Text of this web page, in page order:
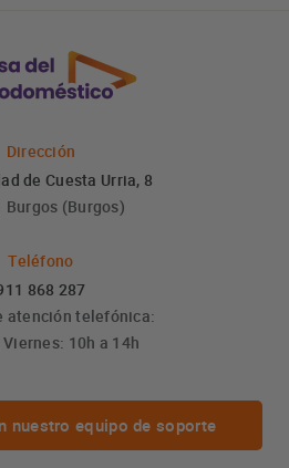
Dirección
de Cuesta Urria, 8
Burgos (Burgos)
Teléfono
868 287
atención telefónica:
Viernes: 10h a 14h
nuestro equipo de soporte